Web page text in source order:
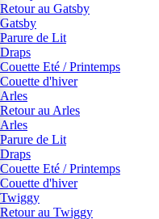
Retour au Gatsby
Gatsby
Parure de Lit
Draps
Couette Eté / Printemps
Couette d'hiver
Arles
Retour au Arles
Arles
Parure de Lit
Draps
Couette Eté / Printemps
Couette d'hiver
Twiggy
Retour au Twiggy